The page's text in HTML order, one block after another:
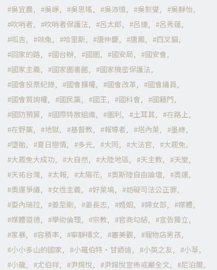
吳宜農
吳崢 吳思瑤 吳沛憶 吳釗燮
吳靜怡
吹哨者
吹哨者保護法 呂太郎 呂捷
呂秀蓮
呱吉
咪兔 哈里斯 唐仲慶 唐鳳
四叉貓
回家的路
國台辦 國圖 國安局
國安會
國家主義
國家圖書館
國家機密保護法
國會投票紀錄
國會擴權 國會改革
國會議員
國會質詢權
國民黨 國王 國科會
國籍門
國防預算
國際特赦組織 圖利 土耳其
在路上
在野黨
地獄 基督教 報導者 塔內萊
墨綠
墮胎
夏日戀情 多元 大同 大法官
大罷免
大罷免大成功
大自然 大陸地區 天主教
天堂
天祐台灣
太報 太陽花 奧斯陸自由論壇
奧運
奧運爭議
女性主義 好萊塢
妨礙司法公正罪
委內瑞拉
姜至剛 姜長志 婚姻 婦女部
媒體
媒體道德
學術倫理 宗教 官商勾結
宣告獨立
家暴
容積率 寧靜禱文 審美觀
寵物店男孩
小小多山的國家
小羅伯特·甘迺迪 小英之友
小草
小龍
尤伯祥 尹錫悅 尹錫悅宣佈戒嚴全文
尼泊爾